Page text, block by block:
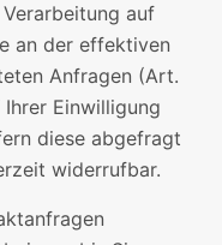
auf
an der effektiven
Anfragen (Art.
Einwilligung
diese abgefragt
widerrufbar.